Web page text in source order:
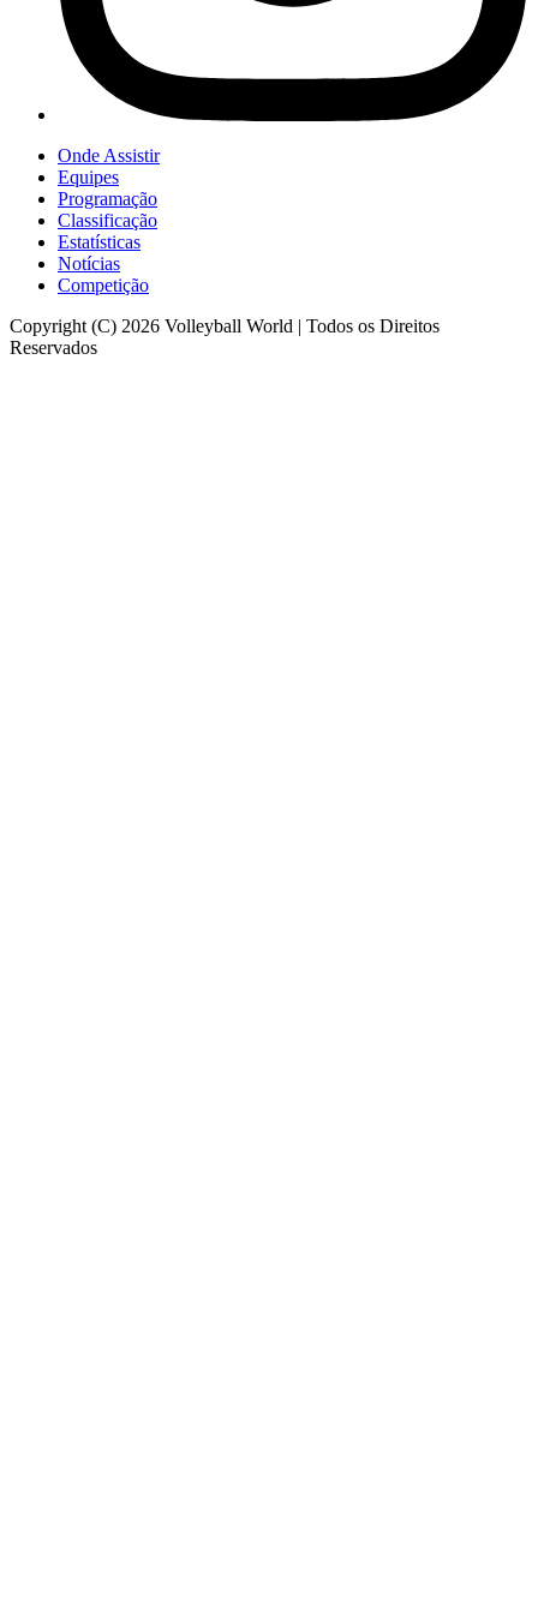
Onde Assistir
Equipes
Programação
Classificação
Estatísticas
Notícias
Competição
Copyright (C) 2026 Volleyball World | Todos os Direitos
Reservados